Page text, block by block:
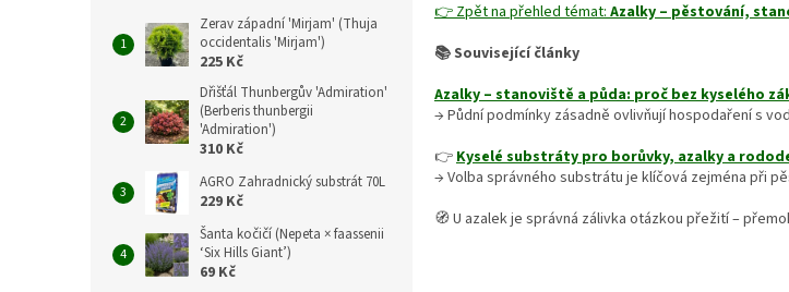
Zerav západní 'Mirjam' (Thuja
occidentalis 'Mirjam')
225 Kč
Dřišťál Thunbergův 'Admiration'
(Berberis thunbergii
'Admiration')
310 Kč
AGRO Zahradnický substrát 70L
229 Kč
Šanta kočičí (Nepeta × faassenii
‘Six Hills Giant’)
69 Kč
👉 Zpět na přehled témat:Azalky – pěstování,
📚 Související články
Azalky – stanoviště a půda: proč bez kyselého
→ Půdní podmínky zásadně ovlivňují hospodaření s
👉Kyselé substráty pro borůvky, azalky a
→ Volba správného substrátu je klíčová zejména při
🧭 U azalek je správná zálivka otázkou přežití –